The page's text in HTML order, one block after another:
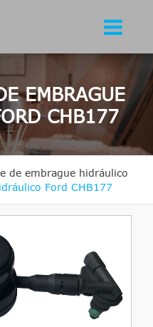
EMBRAGUE
CHB177
de embrague hidráulico
Ford CHB177